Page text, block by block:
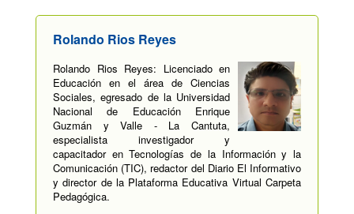
Rolando Rios Reyes
Rolando Rios Reyes: Licenciado en
Educación en el área de Ciencias
Sociales, egresado de la Universidad
Nacional de Educación Enrique
Guzmán y Valle - La Cantuta,
especialista investigador y
capacitador en Tecnologías de la Información y la
Comunicación (TIC), redactor del Diario El Informativo
y director de la Plataforma Educativa Virtual Carpeta
Pedagógica.